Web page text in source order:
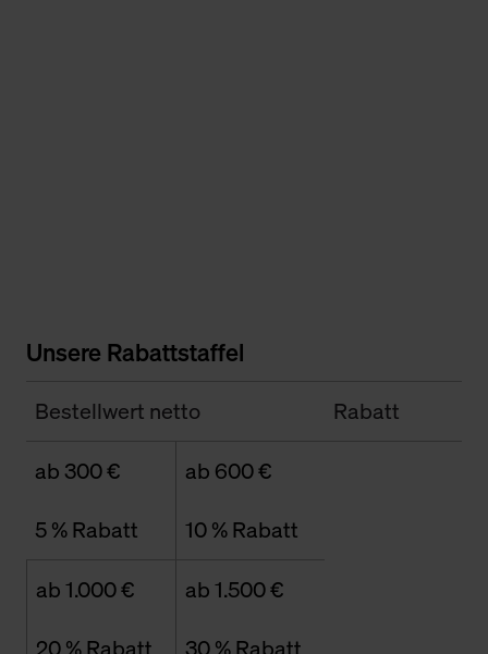
Unsere Rabattstaffel
Bestellwert netto Rabatt
ab 300 €
5 % Rabatt
ab 600 €
10 % Rabatt
ab 1.000 €
ab 1.500 €